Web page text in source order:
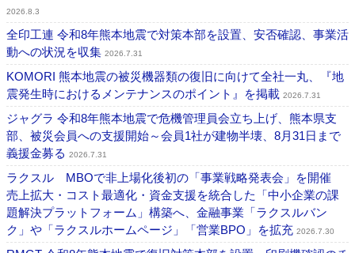
2026.8.3
全印工連 令和8年熊本地震で対策本部を設置、安否確認、事業活
動への状況を収集 2026.7.31
KOMORI 熊本地震の被災機器類の復旧に向けて全社一丸、『地
震発生時におけるメンテナンスのポイント』を掲載 2026.7.31
ジャグラ 令和8年熊本地震で危機管理員会立ち上げ、熊本県支
部、被災会員への支援開始～会員1社が建物半壊、8月31日まで
義援金募る 2026.7.31
ラクスル MBOで非上場化後初の「事業戦略発表会」を開催
売上拡大・コスト最適化・資金支援を統合した「中小企業の課
題解決プラットフォーム」構築へ、金融事業「ラクスルバン
ク」や「ラクスルホームページ」「営業BPO」を拡充 2026.7.30